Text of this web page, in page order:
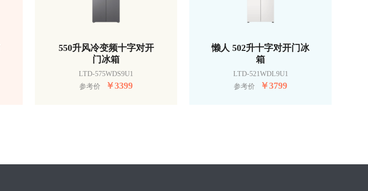
550升风冷变频十字对开
门冰箱
LTD-575WDS9U1
参考价
￥3399
懒人 502升十字对开门冰
箱
LTD-521WDL9U1
参考价
￥3799